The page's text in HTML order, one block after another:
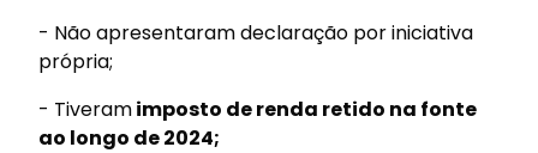
- Não apresentaram declaração por iniciativa
própria;
- Tiveramimposto de renda retido na fonte
ao longo de 2024;